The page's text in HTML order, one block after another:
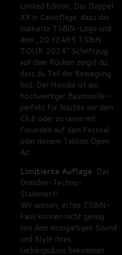
Limited Edition, Das Doppel
XX in Camoflage, dazu das
markante TSBiN-Logo und
dem „20 YEARS TSBiN
TOUR 2024“ Schriftzug
auf dem Rücken zeigst du,
dass du Teil der Bewegung
bist. Der Hoodie ist aus
hochwertiger Baumwolle –
perfekt für Nächte vor dem
Club oder zu raven mit
Freunden auf dem Festival
oder deinem Tekkno Open
Air.
Limitierte Auflage: Das
Dresden-Techno-
Statement!
Wir wissen, echte TSBiN-
Fans können nicht genug
von dem einzigartigen Sound
und Style ihres
Lieblingsduos bekommen.